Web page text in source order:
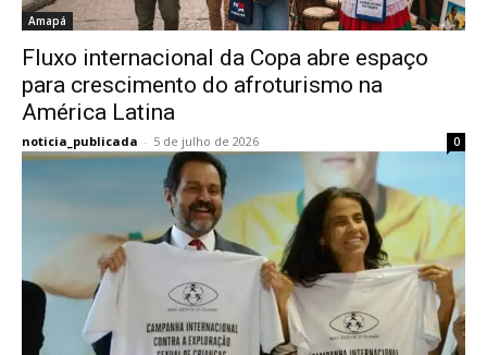
Amapá
Fluxo internacional da Copa abre espaço
para crescimento do afroturismo na
América Latina
noticia_publicada - 5 de julho de 2026 0